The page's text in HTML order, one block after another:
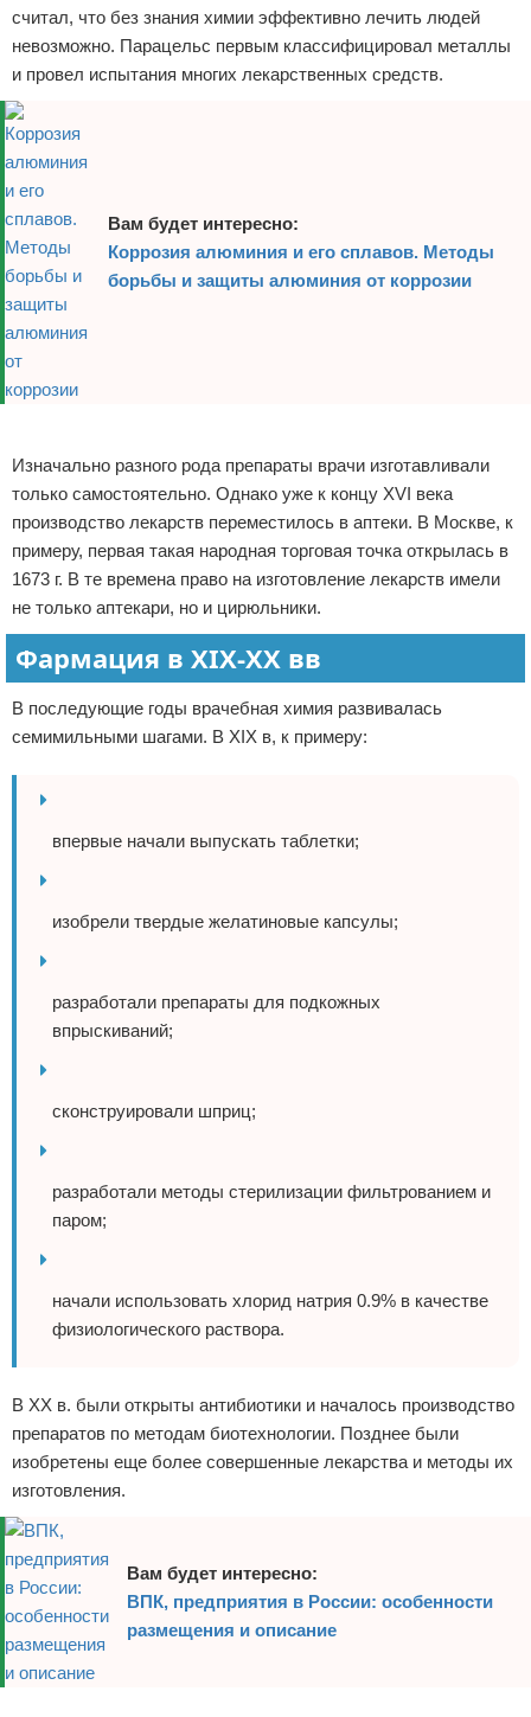
считал, что без знания химии эффективно лечить людей
невозможно. Парацельс первым классифицировал металлы
и провел испытания многих лекарственных средств.
Вам будет интересно:
Коррозия алюминия и его сплавов. Методы
борьбы и защиты алюминия от коррозии
Изначально разного рода препараты врачи изготавливали
только самостоятельно. Однако уже к концу XVI века
производство лекарств переместилось в аптеки. В Москве, к
примеру, первая такая народная торговая точка открылась в
1673 г. В те времена право на изготовление лекарств имели
не только аптекари, но и цирюльники.
Фармация в XIX-XX вв
В последующие годы врачебная химия развивалась
семимильными шагами. В XIX в, к примеру:
впервые начали выпускать таблетки;
изобрели твердые желатиновые капсулы;
разработали препараты для подкожных
впрыскиваний;
сконструировали шприц;
разработали методы стерилизации фильтрованием и
паром;
начали использовать хлорид натрия 0.9% в качестве
физиологического раствора.
В XX в. были открыты антибиотики и началось производство
препаратов по методам биотехнологии. Позднее были
изобретены еще более совершенные лекарства и методы их
изготовления.
Вам будет интересно:
ВПК, предприятия в России: особенности
размещения и описание